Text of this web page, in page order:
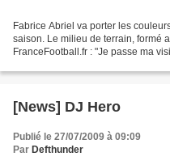
Fabrice Abriel va porter les
saison. Le milieu de terrain, formé
FranceFootball.fr : "Je passe ma
[News] DJ Hero
Publié le 27/07/2009 à 09:09
Par Defthunder